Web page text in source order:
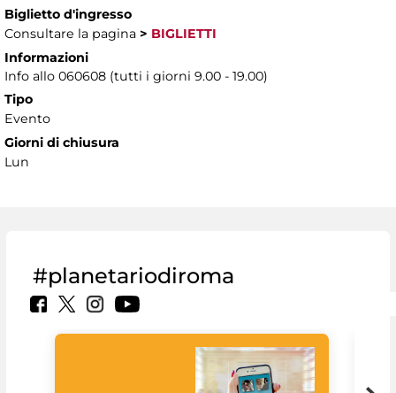
Biglietto d'ingresso
Consultare la pagina > BIGLIETTI
Informazioni
Info allo 060608 (tutti i giorni 9.00 - 19.00)
Tipo
Evento
Giorni di chiusura
Lun
#planetariodiroma